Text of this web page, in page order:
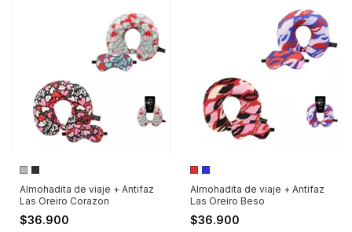
Almohadita de viaje + Antifaz
Las Oreiro Corazon
$36.900
Almohadita de viaje + Antifaz
Las Oreiro Beso
$36.900